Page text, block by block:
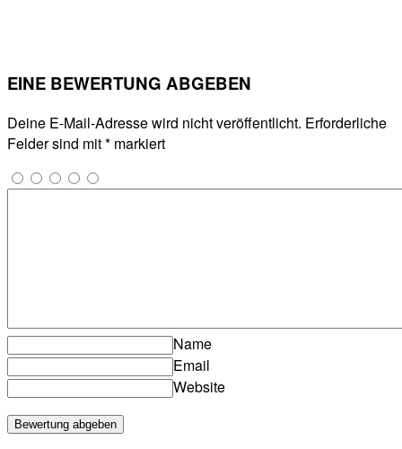
EINE BEWERTUNG ABGEBEN
Deine E-Mail-Adresse wird nicht veröffentlicht. Erforderliche
Felder sind mit* markiert
Name
Email
Website